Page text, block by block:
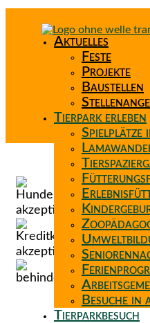
Aktuelles
Feste
Projekte
Baustellen
Tierpark erleben
Spielplätze
Besuche
Tierparkbesuch